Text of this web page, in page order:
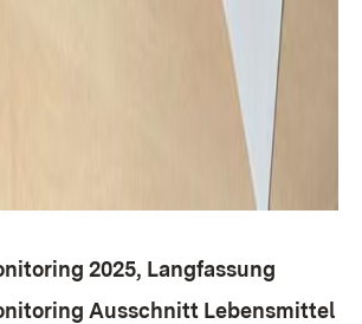
2025, Langfassung
Ausschnitt Lebensmittel